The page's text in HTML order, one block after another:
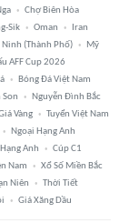
Chợ Biên Hòa
Sik Oman
Iran
Ninh (thành Phố)
Mỹ
AFF Cup 2026
Bóng Đá Việt Nam
Son
Nguyễn Đình Bắc
Vàng
Tuyển Việt Nam
Ngoại Hạng Anh
Anh
Cúp C1
Nam
Xổ Số Miền Bắc
Niên
Thời Tiết
Giá Xăng Dầu